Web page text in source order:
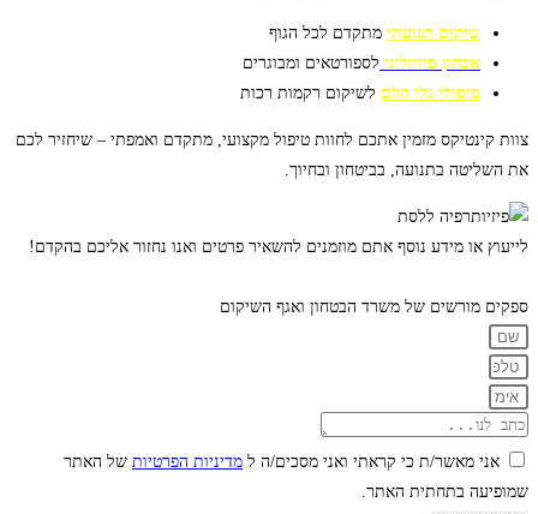
שיקום תנועתי מתקדם לכל הגוף
אבחון פיזיולוגי לספורטאים ומבוגרים
טיפולי גלי הלם לשיקום רקמות רכות
צוות קינטיקס מזמין אתכם לחוות טיפול מקצועי, מתקדם ואמפתי – שיחזיר לכם
את השליטה בתנועה, בביטחון ובחיוך.
לייעוץ או מידע נוסף אתם מוזמנים להשאיר פרטים ואנו נחזור אליכם בהקדם!
ספקים מורשים של משרד הבטחון ואגף השיקום
אני מאשר/ת כי קראתי ואני מסכים/ה ל מדיניות הפרטיות של האתר
שמופיעה בתחתית האתר.